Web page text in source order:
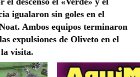
igualaron sin goles en el
Ambos equipos terminaron
expulsiones de Oliveto en el
visita.